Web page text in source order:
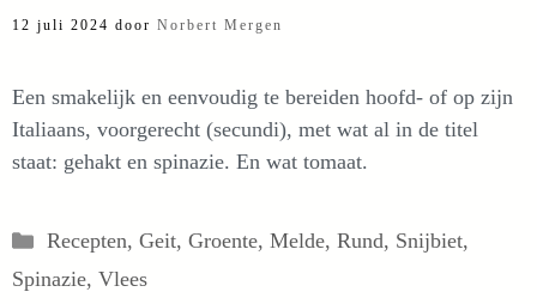
12 juli 2024 door Norbert Mergen
Een smakelijk en eenvoudig te bereiden hoofd- of op zijn
Italiaans, voorgerecht (secundi), met wat al in de titel
staat: gehakt en spinazie. En wat tomaat.
Categorieën
Recepten, Geit, Groente, Melde, Rund, Snijbiet,
Spinazie, Vlees